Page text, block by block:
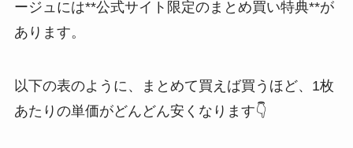
ージュには**公式サイト限定のまとめ買い特典**が
あります。
以下の表のように、まとめて買えば買うほど、1枚
あたりの単価がどんどん安くなります👇